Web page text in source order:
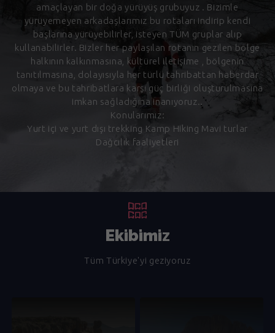
amaçlayan bir doğa yürüyüş grubuyuz . Bizimle
yürüyemeyen arkadaşlarımız bu rotaları indirip kendi
başlarına yürüyebilirler, isteyen TÜM gruplar alıp
kullanabilirler. Bizler her paylaşılan rotanın gezilen bölge
halkının kalkınmasına, kültürel iletişime , bölgenin
tanıtılmasına, dolayısıyla her türlü tahribattan haberdar
olmaya ve bu tahribatlara karşı güç birliği oluşturulmasına
imkan sağladığına inanıyoruz..
Konularımız:
Yurt içi ve yurt dışı trekking Kamp Hiking Mavi turlar
Dağcılık faaliyetleri
Ekibimiz
Tüm Türkiye'yi geziyoruz